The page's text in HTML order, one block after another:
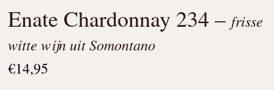
Enate Chardonnay 234 – frisse
witte wijn uit Somontano
€14,95